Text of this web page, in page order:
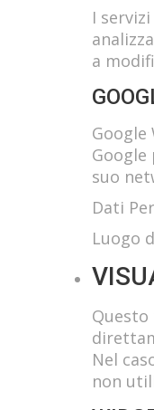
I
a
Google
suo
Dati
Luogo
Nel
non